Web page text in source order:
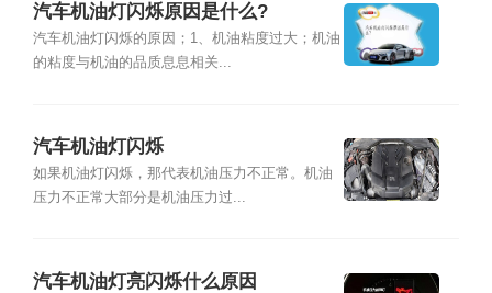
汽车机油灯闪烁原因是什么?
汽车机油灯闪烁的原因；1、机油粘度过大；机油
的粘度与机油的品质息息相关...
汽车机油灯闪烁
如果机油灯闪烁，那代表机油压力不正常。机油
压力不正常大部分是机油压力过...
汽车机油灯亮闪烁什么原因